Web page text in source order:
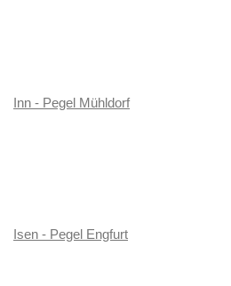
Inn - Pegel Mühldorf
Isen - Pegel Engfurt